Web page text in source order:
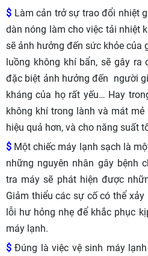
$ Làm cản trở sự trao đổi nhiệt
dàn nóng làm cho việc tải nhiệt
sẽ ảnh hưởng đến sức khỏe
luồng không khí bẩn, sẽ gây ra
đặc biệt ảnh hưởng đến người
kháng của họ rất yếu… Hay
không khí trong lành và mát
hiệu quả hơn, và cho năng suất
$ Một chiếc máy lạnh sạch là
những nguyên nhân gây bệnh
tra máy sẽ phát hiện được
Giảm thiểu các sự cố có thể
lỗi hư hỏng nhẹ để khắc phục
máy lạnh.
$ Đúng là việc vệ sinh máy